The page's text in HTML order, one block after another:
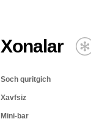
Xonalar
Soch quritgich
Xavfsiz
Mini-bar